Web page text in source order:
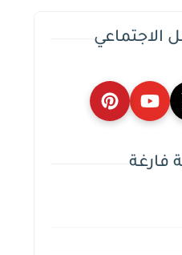
الاجتماعي
فارغة